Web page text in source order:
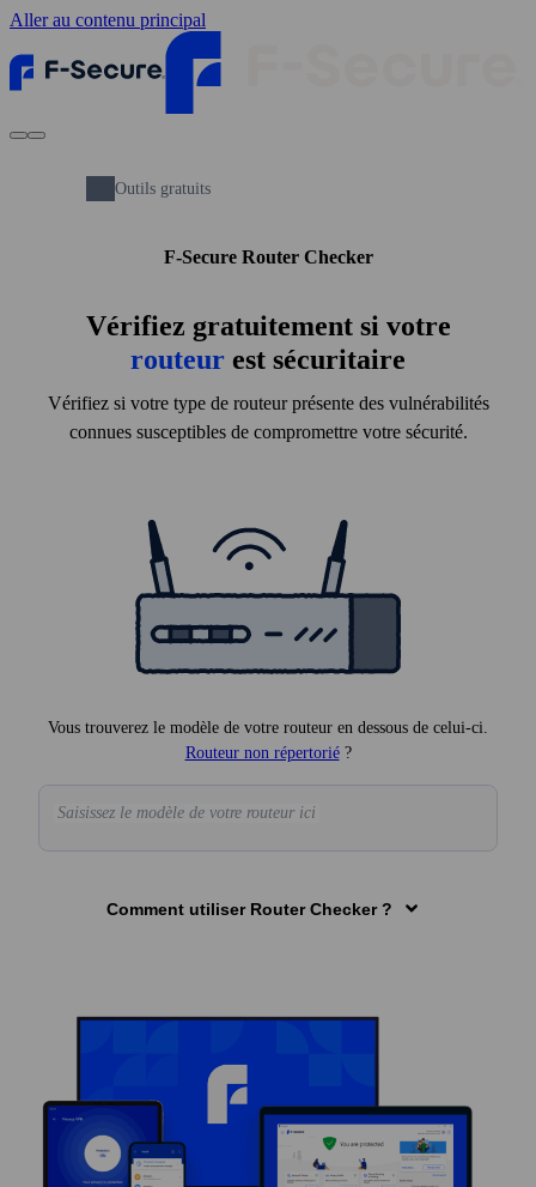
Aller au contenu principal
Outils gratuits
F‑Secure Router Checker
Vérifiez gratuitement si votre
routeur est sécuritaire
Vérifiez si votre type de routeur présente des vulnérabilités
connues susceptibles de compromettre votre sécurité.
Vous trouverez le modèle de votre routeur en dessous de celui-ci.
Routeur non répertorié?
Saisissez le modèle de votre routeur ici
Comment utiliser Router Checker ?
Router Checker cherche dans la base de données publique
NVD si le type de routeur présente des vulnérabilités